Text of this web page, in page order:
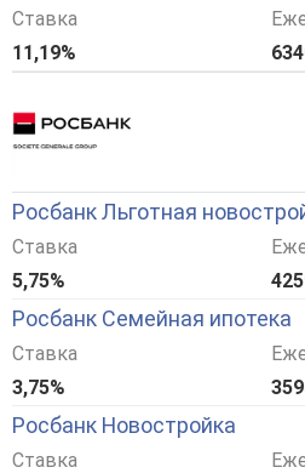
Ставка
11,19%
Росбанк Льготная
Ставка
5,75%
Росбанк Семейная ипотека
Ставка
3,75%
Росбанк Новостройка
Ставка